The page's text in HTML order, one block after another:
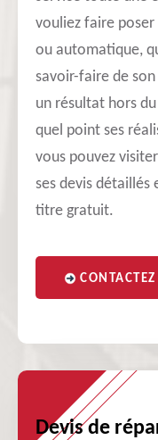
vouliez faire
ou automatique,
savoir-faire de
un résultat hors
quel point ses
vous pouvez
ses devis détaillés
titre gratuit.
Devis de